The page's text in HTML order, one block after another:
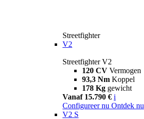
Streetfighter
V2
Streetfighter V2
120 CV Vermogen
93,3 Nm Koppel
178 Kg gewicht
Vanaf 15.790 € i
Configureer nu Ontdek nu
V2 S